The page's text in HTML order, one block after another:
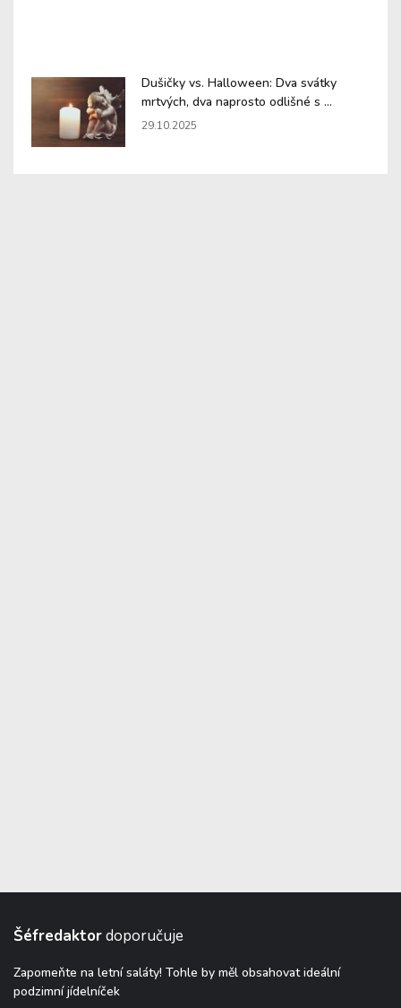
Dušičky vs. Halloween: Dva svátky
mrtvých, dva naprosto odlišné s ...
29.10.2025
Šéfredaktordoporučuje
Zapomeňte na letní saláty! Tohle by měl obsahovat ideální
podzimní jídelníček